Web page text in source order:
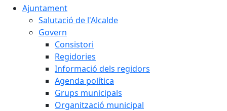
Ajuntament
Salutació de l'Alcalde
Govern
Consistori
Regidories
Informació dels regidors
Agenda política
Grups municipals
Organització municipal